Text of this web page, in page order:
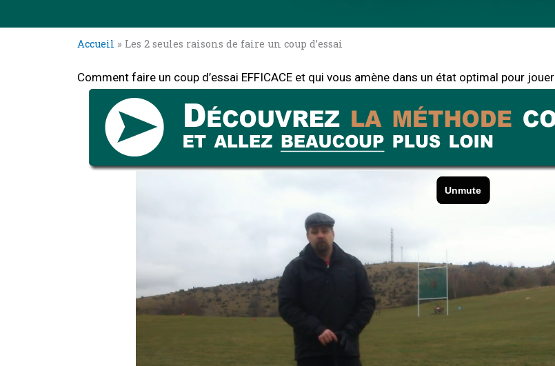
Accueil » Les 2 seules raisons de faire un coup d’essai
Comment faire un coup d’essai EFFICACE et qui vous amène dans un état optimal pour jouer